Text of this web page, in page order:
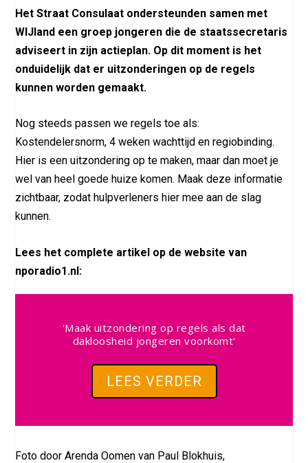
Het Straat Consulaat ondersteunden samen met
WIJland een groep jongeren die de staatssecretaris
adviseert in zijn actieplan. Op dit moment is het
onduidelijk dat er uitzonderingen op de regels
kunnen worden gemaakt.
Nog steeds passen we regels toe als:
Kostendelersnorm, 4 weken wachttijd en regiobinding.
Hier is een uitzondering op te maken, maar dan moet je
wel van heel goede huize komen. Maak deze informatie
zichtbaar, zodat hulpverleners hier mee aan de slag
kunnen.
Lees het complete artikel op de website van
nporadio1.nl:
'Maak uitzondering op regels als dat
dakloosheid jongeren voorkomt'
LEES VERDER
Foto door Arenda Oomen van Paul Blokhuis,